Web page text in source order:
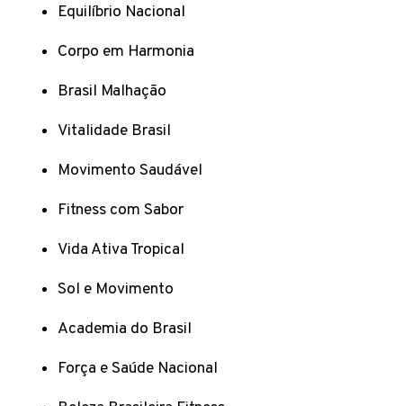
Equilíbrio Nacional
Corpo em Harmonia
Brasil Malhação
Vitalidade Brasil
Movimento Saudável
Fitness com Sabor
Vida Ativa Tropical
Sol e Movimento
Academia do Brasil
Força e Saúde Nacional